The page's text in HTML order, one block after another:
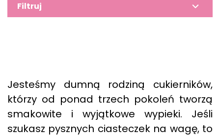
Filtruj
Jesteśmy dumną rodziną cukierników,
którzy od ponad trzech pokoleń tworzą
smakowite i wyjątkowe wypieki. Jeśli
szukasz pysznych ciasteczek na wagę, to